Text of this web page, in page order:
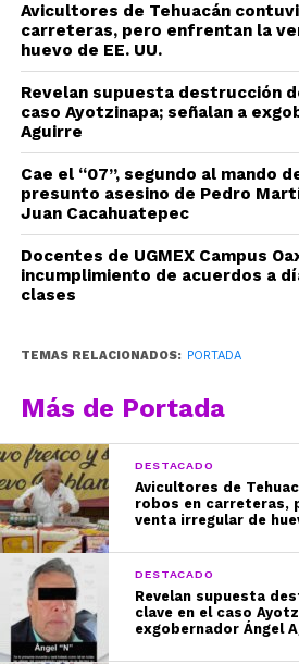
Avicultores de Tehuacán
carreteras, pero enfrentan la
huevo de EE. UU.
Revelan supuesta destrucción
caso Ayotzinapa; señalan a
Aguirre
Cae el “07”, segundo al mando
presunto asesino de Pedro
Juan Cacahuatepec
Docentes de UGMEX Campus
incumplimiento de acuerdos a
clases
TEMAS RELACIONADOS: PORTADA
Más de Portada
DESTACADO
Avicultores de
robos en carreteras,
venta irregular de
DESTACADO
Revelan supuesta
clave en el caso
exgobernador Ángel